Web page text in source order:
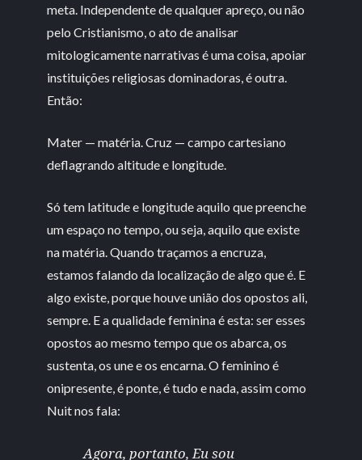
meta. Independente de qualquer apreço, ou não
pelo Cristianismo, o ato de analisar
mitologicamente narrativas é uma coisa, apoiar
instituições religiosas dominadoras, é outra.
Então:
Mater — matéria. Cruz — campo cartesiano
deflagrando altitude e longitude.
Só tem latitude e longitude aquilo que preenche
um espaço no tempo, ou seja, aquilo que existe
na matéria. Quando traçamos a encruza,
estamos falando da localização de algo que é. E
algo existe, porque houve união dos opostos ali,
sempre. E a qualidade feminina é esta: ser esses
opostos ao mesmo tempo que os abarca, os
sustenta, os une e os encarna. O feminino é
onipresente, é ponte, é tudo e nada, assim como
Nuit nos fala:
Agora, portanto, Eu sou